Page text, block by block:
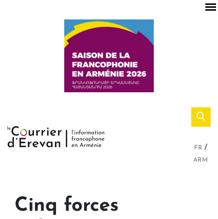
FR
ARM
Cinq forces